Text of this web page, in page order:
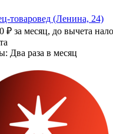
товаровед (Ленина, 24)
₽ за месяц, до вычета
Два раза в месяц